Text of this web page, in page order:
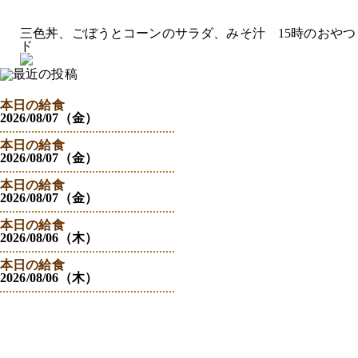
三色丼、ごぼうとコーンのサラダ、みそ汁 15時のおや
ド
本日の給食
2026/08/07（金）
本日の給食
2026/08/07（金）
本日の給食
2026/08/07（金）
本日の給食
2026/08/06（木）
本日の給食
2026/08/06（木）